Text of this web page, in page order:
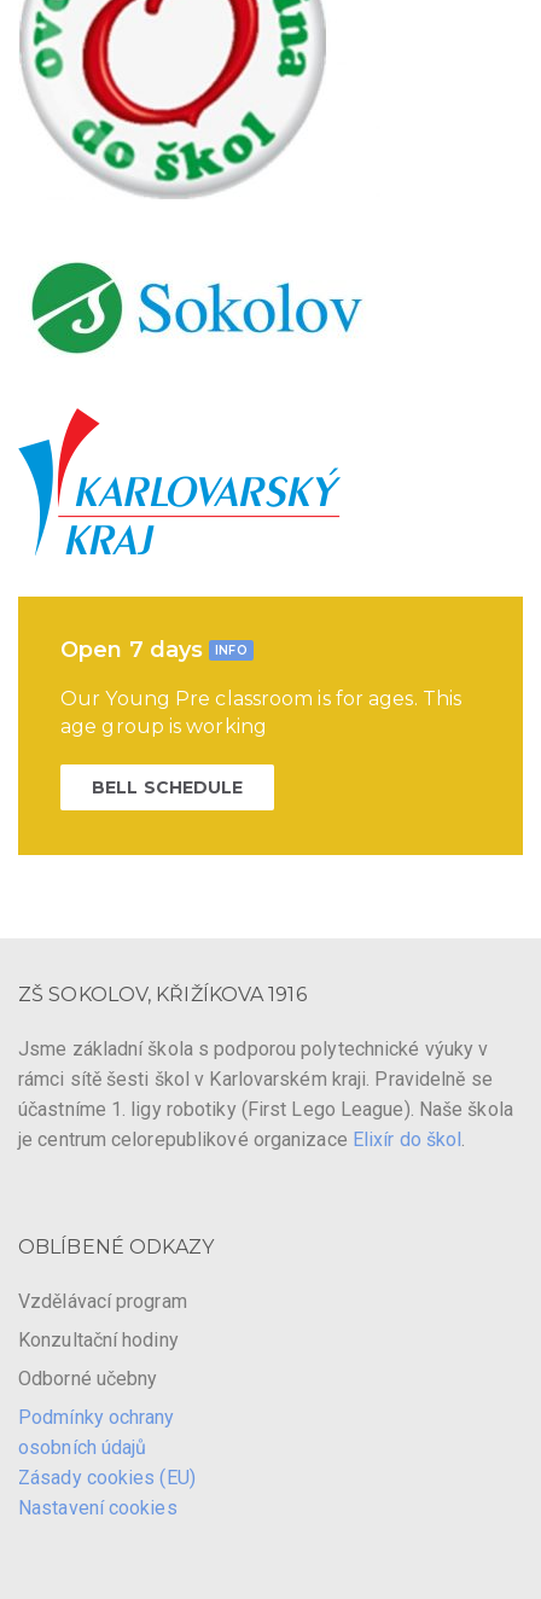
Open 7 days INFO
Our Young Pre classroom is for ages. This
age group is working
BELL SCHEDULE
ZŠ SOKOLOV, KŘIŽÍKOVA 1916
Jsme základní škola s podporou polytechnické výuky v
rámci sítě šesti škol v Karlovarském kraji. Pravidelně se
účastníme 1. ligy robotiky (First Lego League). Naše škola
je centrum celorepublikové organizace Elixír do škol .
OBLÍBENÉ ODKAZY
Vzdělávací program
Konzultační hodiny
Odborné učebny
Podmínky ochrany
osobních údajů
Zásady cookies (EU)
Nastavení cookies